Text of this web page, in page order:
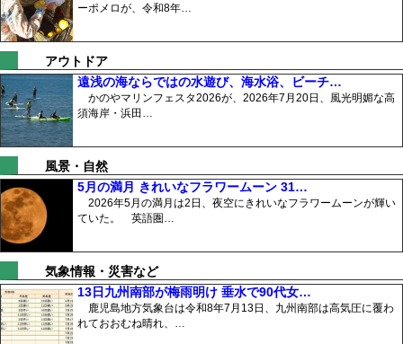
ーポメロが、令和8年…
アウトドア
遠浅の海ならではの水遊び、海水浴、ビーチ…
かのやマリンフェスタ2026が、2026年7月20日、風光明媚な高
須海岸・浜田…
風景・自然
5月の満月 きれいなフラワームーン 31…
2026年5月の満月は2日、夜空にきれいなフラワームーンが輝い
ていた。 英語圏…
気象情報・災害など
13日九州南部が梅雨明け 垂水で90代女…
鹿児島地方気象台は令和8年7月13日、九州南部は高気圧に覆わ
れておおむね晴れ、…